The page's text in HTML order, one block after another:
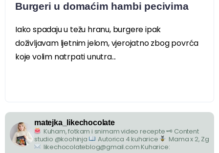
Burgeri u domaćim hambi pecivima
Iako spadaju u težu hranu, burgere ipak
doživljavam ljetnim jelom, vjerojatno zbog povrća
koje volim natrpati unutra...
matejka_likechocolate
Kuham, fotkam i snimam video recepte🗝 Content
studio @koohinja
Autorica 4 kuharice
Mama x 2, Zg
likechocolateblog@gmail.com Kuharice: